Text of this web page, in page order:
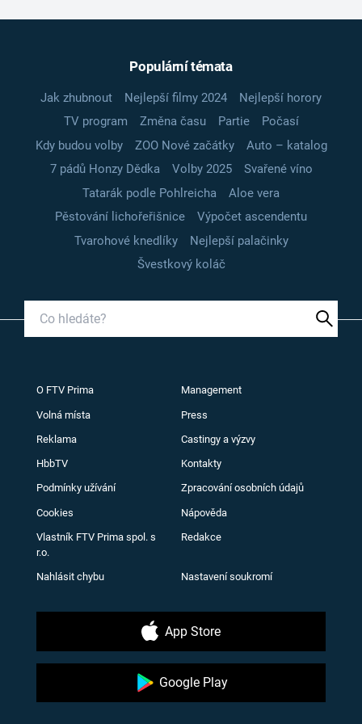
Populární témata
Jak zhubnout Nejlepší filmy 2024
Nejlepší horory
TV program
Změna času Partie
Počasí
Kdy budou volby
ZOO Nové začátky
Auto – katalog
7 pádů Honzy Dědka
Volby 2025
Svařené víno
Tatarák podle Pohlreicha
Aloe vera
Pěstování lichořeřišnice
Výpočet ascendentu
Tvarohové knedlíky
Nejlepší palačinky
Švestkový koláč
O FTV Prima Management
Volná místa Press
Reklama Castingy a výzvy
HbbTV Kontakty
Podmínky užívání Zpracování osobních údajů
Cookies Nápověda
Vlastník FTV Prima spol. s
r.o.
Redakce
Nahlásit chybu Nastavení soukromí
App Store
Google Play